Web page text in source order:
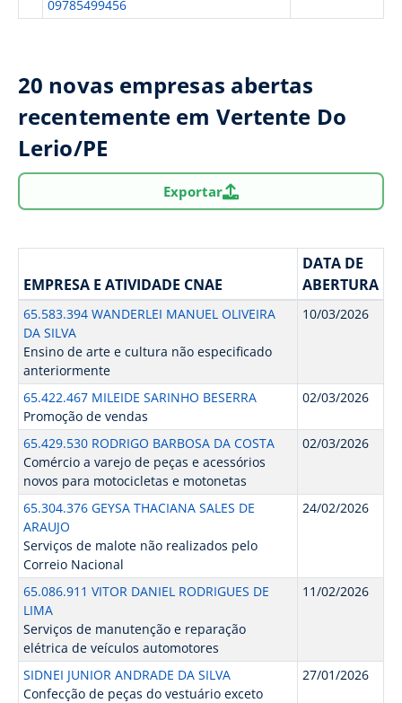
09785499456
20 novas empresas abertas
recentemente em Vertente Do
Lerio/PE
Exportar
EMPRESA E ATIVIDADE CNAE
DATA DE
ABERTURA
65.583.394 WANDERLEI MANUEL OLIVEIRA
DA SILVA
Ensino de arte e cultura não especificado
anteriormente
10/03/2026
65.422.467 MILEIDE SARINHO BESERRA
Promoção de vendas
02/03/2026
65.429.530 RODRIGO BARBOSA DA COSTA
Comércio a varejo de peças e acessórios
novos para motocicletas e motonetas
02/03/2026
65.304.376 GEYSA THACIANA SALES DE
ARAUJO
Serviços de malote não realizados pelo
Correio Nacional
24/02/2026
65.086.911 VITOR DANIEL RODRIGUES DE
LIMA
Serviços de manutenção e reparação
elétrica de veículos automotores
11/02/2026
SIDNEI JUNIOR ANDRADE DA SILVA
Confecção de peças do vestuário exceto
27/01/2026